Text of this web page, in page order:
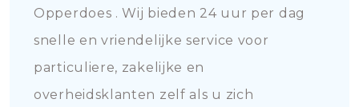
Opperdoes . Wij bieden 24 uur per dag
snelle en vriendelijke service voor
particuliere, zakelijke en
overheidsklanten zelf als u zich